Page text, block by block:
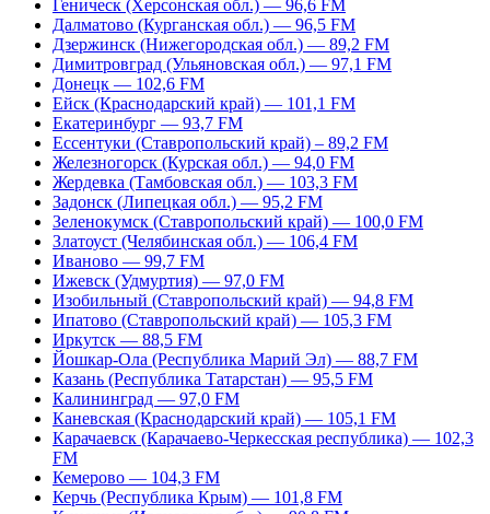
Геническ (Херсонская обл.) — 96,6 FM
Далматово (Курганская обл.) — 96,5 FM
Дзержинск (Нижегородская обл.) — 89,2 FM
Димитровград (Ульяновская обл.) — 97,1 FM
Донецк — 102,6 FM
Ейск (Краснодарский край) — 101,1 FM
Екатеринбург — 93,7 FM
Ессентуки (Ставропольский край) – 89,2 FM
Железногорск (Курская обл.) — 94,0 FM
Жердевка (Тамбовская обл.) — 103,3 FM
Задонск (Липецкая обл.) — 95,2 FM
Зеленокумск (Ставропольский край) — 100,0 FM
Златоуст (Челябинская обл.) — 106,4 FM
Иваново — 99,7 FM
Ижевск (Удмуртия) — 97,0 FM
Изобильный (Ставропольский край) — 94,8 FM
Ипатово (Ставропольский край) — 105,3 FM
Иркутск — 88,5 FM
Йошкар-Ола (Республика Марий Эл) — 88,7 FM
Казань (Республика Татарстан) — 95,5 FM
Калининград — 97,0 FM
Каневская (Краснодарский край) — 105,1 FM
Карачаевск (Карачаево-Черкесская республика) — 102,3
FM
Кемерово — 104,3 FM
Керчь (Республика Крым) — 101,8 FM